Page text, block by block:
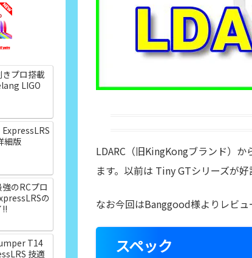
LDARC（旧KingKongブランド）
ます。以前は Tiny GTシリーズが
なお今回はBanggood様よりレビュ
スペック
きプロ搭載
LIGO
ExpressLRS
細版
のRCプロ
の
!!
T14
技適